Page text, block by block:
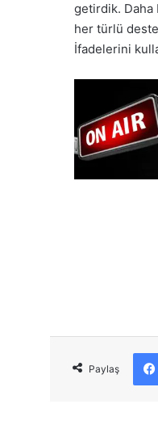
getirdik. Daha
her türlü
İfadelerini
Paylaş